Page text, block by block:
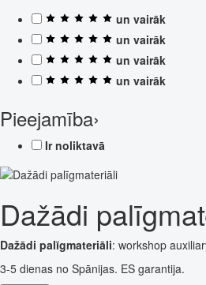
un vairāk
un vairāk
un vairāk
un vairāk
Pieejamība›
Ir noliktavā
Dažādi
Dažādi palīgmateriāli: workshop
3-5 dienas no Spānijas. ES garantija.